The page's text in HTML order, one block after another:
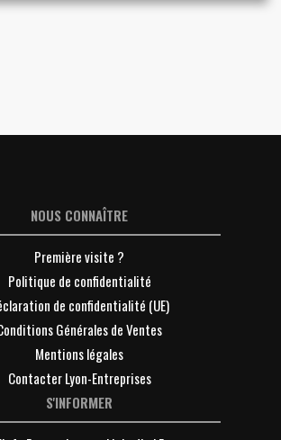
NOUS CONNAÎTRE
Première visite ?
Politique de confidentialité
de confidentialité (UE)
Générales de Ventes
Mentions légales
Contacter Lyon-Entreprises
S'INFORMER